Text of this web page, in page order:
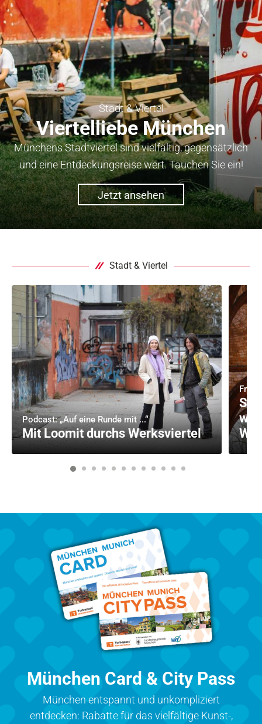
Stadt & Viertel
Viertelliebe München
Münchens Stadtviertel sind vielfältig, gegensätzlich
und eine Entdeckungsreise wert. Tauchen Sie ein!
Jetzt ansehen
Stadt & Viertel
Podcast: „Auf eine Runde mit ...“
Mit Loomit durchs Werksviertel
1 2 3 4 5 6 7 8 9 10 11 12
München Card & City Pass
München entspannt und unkompliziert
entdecken: Rabatte für das vielfältige Kunst-,